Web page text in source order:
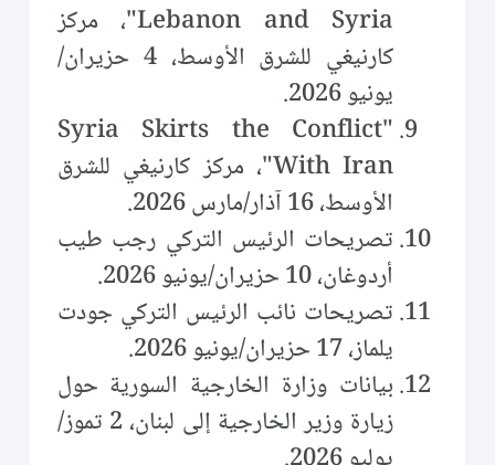
Lebanon and Syria"، مركز
كارنيغي للشرق الأوسط، 4 حزيران/
يونيو 2026.
"Syria Skirts the Conflict
With Iran"، مركز كارنيغي للشرق
الأوسط، 16 آذار/مارس 2026.
تصريحات الرئيس التركي رجب طيب
أردوغان، 10 حزيران/يونيو 2026.
تصريحات نائب الرئيس التركي جودت
يلماز، 17 حزيران/يونيو 2026.
بيانات وزارة الخارجية السورية حول
زيارة وزير الخارجية إلى لبنان، 2 تموز/